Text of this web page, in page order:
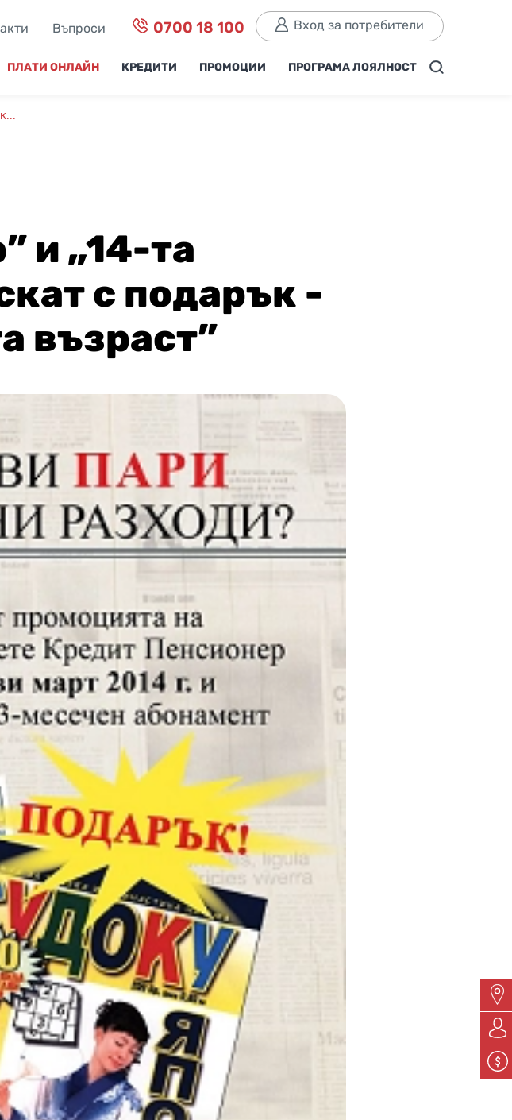
Въпроси 0700 18 100 Вход за потребители
ПЛАТИ ОНЛАЙН КРЕДИТИ ПРОМОЦИИ ПРОГРАМА ЛОЯЛНОСТ
и „14-та
с подарък -
възраст”